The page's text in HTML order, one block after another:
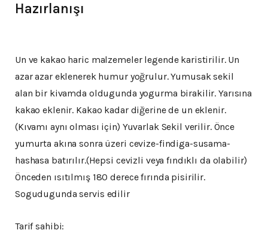
Hazırlanışı
Un ve kakao haric malzemeler legende karistirilir. Un
azar azar eklenerek humur yoğrulur. Yumusak sekil
alan bir kivamda oldugunda yogurma birakilir. Yarısına
kakao eklenir. Kakao kadar diğerine de un eklenir.
(Kıvamı aynı olması için) Yuvarlak Sekil verilir. Önce
yumurta akına sonra üzeri cevize-findiga-susama-
hashasa batırılır.(Hepsi cevizli veya fındıklı da olabilir)
Önceden ısıtılmış 180 derece fırında pisirilir.
Sogudugunda servis edilir
Tarif sahibi: